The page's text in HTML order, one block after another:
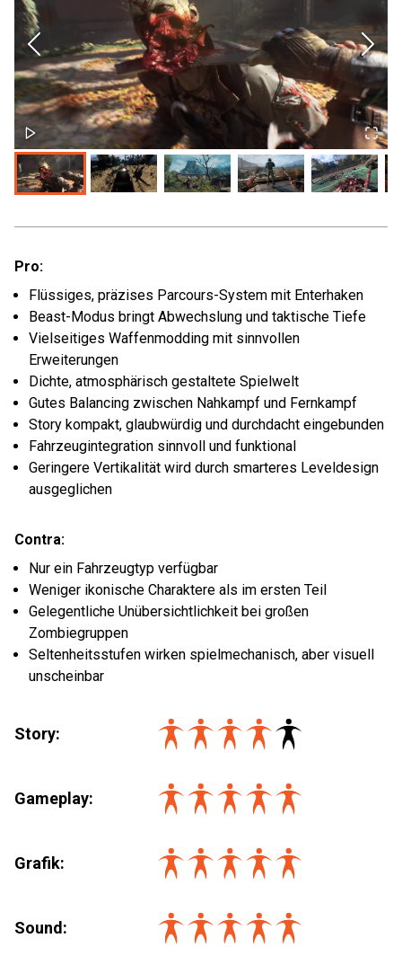
Pro:
Flüssiges, präzises Parcours-System mit Enterhaken
Beast-Modus bringt Abwechslung und taktische Tiefe
Vielseitiges Waffenmodding mit sinnvollen
Erweiterungen
Dichte, atmosphärisch gestaltete Spielwelt
Gutes Balancing zwischen Nahkampf und Fernkampf
Story kompakt, glaubwürdig und durchdacht eingebunden
Fahrzeugintegration sinnvoll und funktional
Geringere Vertikalität wird durch smarteres Leveldesign
ausgeglichen
Contra:
Nur ein Fahrzeugtyp verfügbar
Weniger ikonische Charaktere als im ersten Teil
Gelegentliche Unübersichtlichkeit bei großen
Zombiegruppen
Seltenheitsstufen wirken spielmechanisch, aber visuell
unscheinbar
Story:
Gameplay:
Grafik:
Sound: